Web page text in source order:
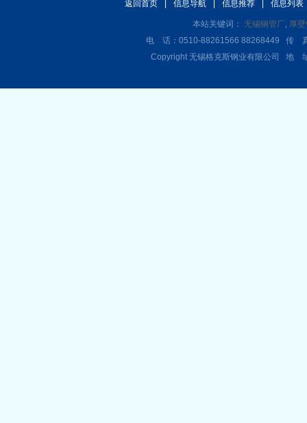
返回首页 信息导航 信息推荐 信息列表
本站关键词： 无锡钢管厂, 厚
电 话：0510-88261566 88268449 传
Copyright 无锡格克斯钢业有限公司 地